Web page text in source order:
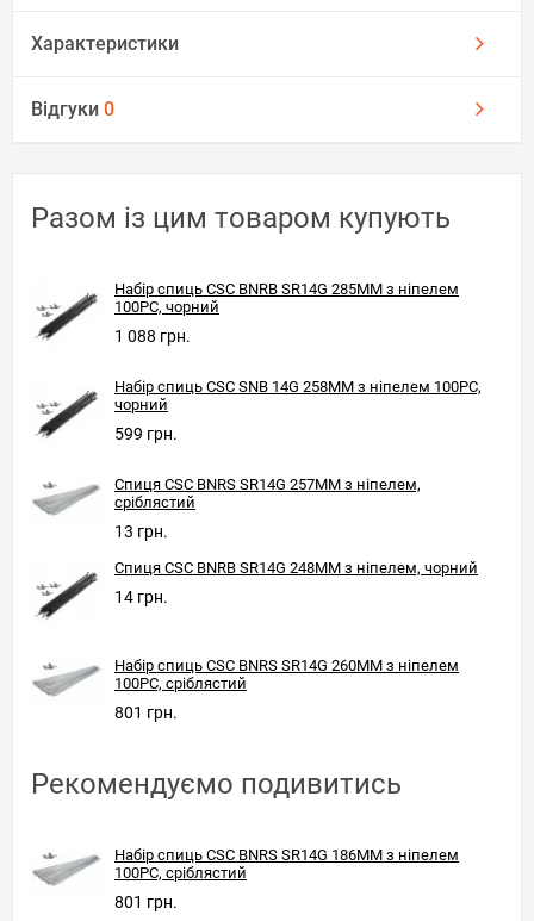
Характеристики
Відгуки 0
Разом із цим товаром купують
Набір спиць CSC BNRB SR14G 285MM з ніпелем
100PC, чорний
1 088 грн.
Набір спиць CSC SNB 14G 258MM з ніпелем 100PC,
чорний
599 грн.
Спиця CSC BNRS SR14G 257MM з ніпелем,
сріблястий
13 грн.
Спиця CSC BNRB SR14G 248MM з ніпелем, чорний
14 грн.
Набір спиць CSC BNRS SR14G 260MM з ніпелем
100PC, сріблястий
801 грн.
Рекомендуємо подивитись
Набір спиць CSC BNRS SR14G 186MM з ніпелем
100PC, сріблястий
801 грн.